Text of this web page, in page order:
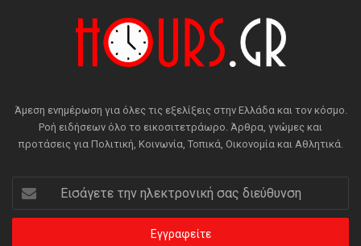
Άμεση ενημέρωση για όλες τις εξελίξεις στην Ελλάδα και τον κόσμο.
Ροή ειδήσεων όλο το εικοσιτετράωρο. Άρθρα, γνώμες και
προτάσεις για Πολιτική, Κοινωνία, Τοπικά, Οικονομία και Αθλητικά.
Εισάγετε
την
ηλεκτρονική